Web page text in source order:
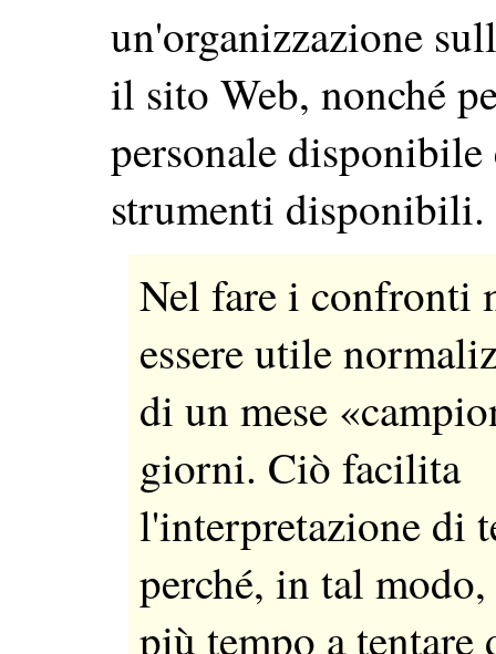
un'organizzazione
il sito Web, nonché
personale
strumenti disponibili.
Nel fare i confronti
essere utile
di un mese
giorni. Ciò facilita
l'interpretazione di
perché, in tal
più tempo a tentare